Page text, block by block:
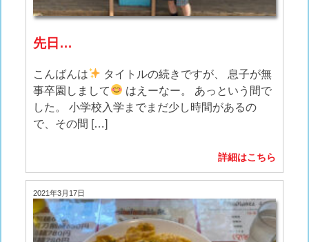
先日…
こんばんは
タイトルの続きですが、 息子が無
事卒園しまして
はえーなー。 あっという間で
した。 小学校入学までまだ少し時間があるの
で、その間 […]
詳細はこちら
2021年3月17日